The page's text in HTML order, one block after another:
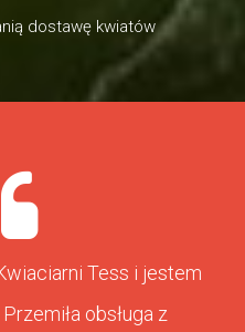
dostawę kwiatów
Tess i jestem
obsługa z